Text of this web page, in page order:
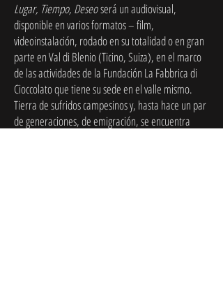
Lugar, Tiempo, Deseoserá un audiovisual,
disponible en varios formatos – film,
videoinstalación, rodado en su totalidad o en gran
parte en Val di Blenio (Ticino, Suiza), en el marco
de las actividades de la Fundación La Fabbrica di
Cioccolato que tiene su sede en el valle mismo.
Tierra de sufridos campesinos y, hasta hace un par
de generaciones, de emigración, se encuentra